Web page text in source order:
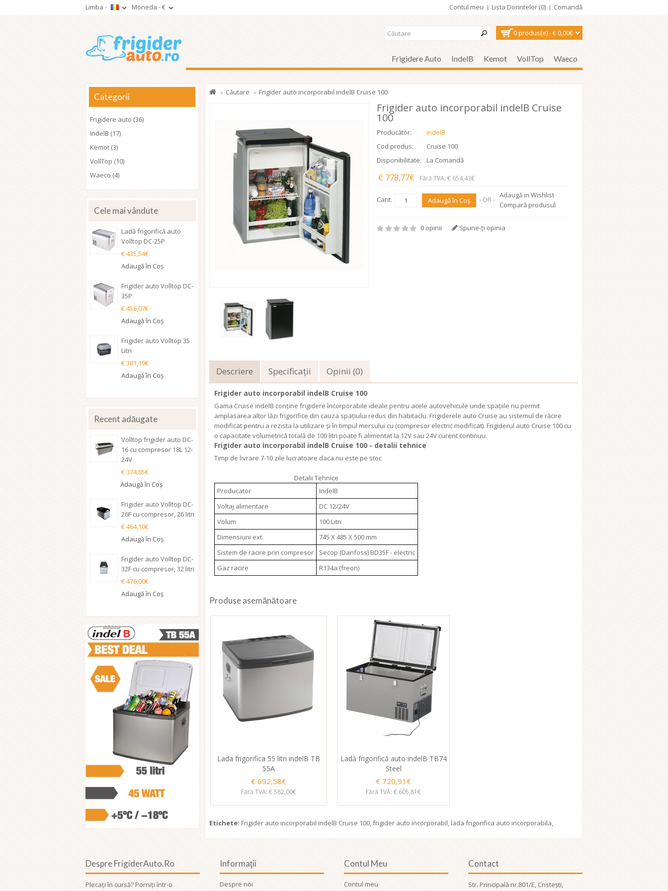
Limba - Moneda -€ Contul meu Lista Dorintelor (0) Comandă
0 produs(e) - € 0,00€
Frigidere Auto IndelB Kemot VollTop Waeco
Categorii
Frigidere auto (36)
IndelB (17)
Kemot (3)
VollTop (10)
Waeco (4)
Cele mai vândute
Ladă frigorifică auto
Volltop DC-25P
€ 435,54€
Adaugă în Coş
Frigider auto Volltop DC-
35P
€ 456,07€
Adaugă în Coş
Frigider auto Volltop 35
Litri
€ 381,19€
Adaugă în Coş
Recent adăugate
Volltop frigider auto DC-
16 cu compresor 18L 12-
24V
€ 374,85€
Adaugă în Coş
Frigider auto Volltop DC-
26F cu compresor, 26 litri
€ 464,10€
Adaugă în Coş
Frigider auto Volltop DC-
32F cu compresor, 32 litri
€ 476,00€
Adaugă în Coş
Căutare Frigider auto incorporabil indelB Cruise 100
Frigider auto incorporabil indelB Cruise
100
Producător:
indelB
Cod produs:
Cruise 100
Disponibilitate:
La Comandă
€ 778,77€ Fără TVA: € 654,43€
Cant. Adaugă în Coş - OR - Adaugă in Wishlist
Compară produsul
0 opinii Spune-ţi opinia
Descriere Specificaţii Opinii (0)
Frigider auto incorporabil indelB Cruise 100
Gama Cruise indelB conține frigidere încorporabile ideale pentru acele autovehicule unde spațiile nu permit
amplasarea altor lăzi frigorifice din cauza spațiului redus din habitaclu. Frigiderele auto Cruise au sistemul de răcire
modificat pentru a rezista la utilizare și în timpul mersului cu (compresor electric modificat). Frigiderul auto Cruise 100 cu
o capacitate volumetrică totală de 100 litri poate fi alimentat la 12V sau 24V curent continuu.
Frigider auto incorporabil indelB Cruise 100 - detalii tehnice
Timp de livrare 7-10 zile lucratoare daca nu este pe stoc
Detalii Tehnice
Producator
IndelB
Voltaj alimentare
DC 12/24V
Volum
100 Litri
Dimensiuni ext.
745 X 485 X 500 mm
Sistem de racire prin compresor
Secop (Danfoss) BD35F - electric
Gaz racire
R134a (freon)
Produse asemănătoare
Lada frigorifica 55 litri indelB TB
55A
€ 692,58€
Fără TVA: € 582,00€
Ladă frigorifică auto indelB TB74
Steel
€ 720,91€
Fără TVA: € 605,81€
Etichete: Frigider auto incorporabil indelB Cruise 100,frigider auto incorporabil, lada frigorifica auto incorporabila,
Despre FrigiderAuto.ro
Plecați în cursă? Porniți într-o
Informaţii
Despre noi
Contul Meu
Contul meu
Contact
Str. Principală nr.801/E, Cristești,